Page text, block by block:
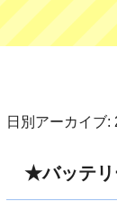
日別アーカイブ:
★バッテ